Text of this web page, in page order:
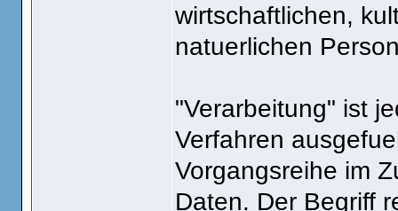
wirtschaftlichen,
natuerlichen
"Verarbeitung" ist
Verfahren
Vorgangsreihe im
Daten. Der Begriff